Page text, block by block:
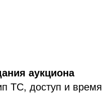
аукциона
ТС, доступ и время